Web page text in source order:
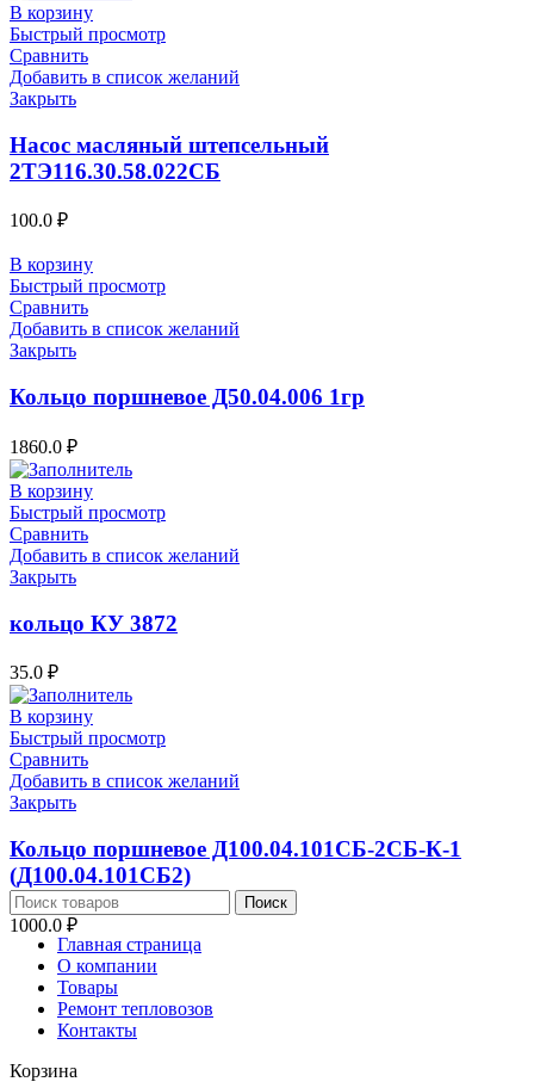
В корзину
Быстрый просмотр
Сравнить
Добавить в список желаний
Закрыть
Насос масляный штепсельный
2ТЭ116.30.58.022СБ
100.0 ₽
В корзину
Быстрый просмотр
Сравнить
Добавить в список желаний
Закрыть
Кольцо поршневое Д50.04.006 1гр
1860.0 ₽
В корзину
Быстрый просмотр
Сравнить
Добавить в список желаний
Закрыть
кольцо КУ 3872
35.0 ₽
В корзину
Быстрый просмотр
Сравнить
Добавить в список желаний
Закрыть
Кольцо поршневое Д100.04.101СБ-2СБ-К-1
(Д100.04.101СБ2)
1000.0 ₽
Поиск
Главная страница
О компании
Товары
Ремонт тепловозов
Контакты
Корзина